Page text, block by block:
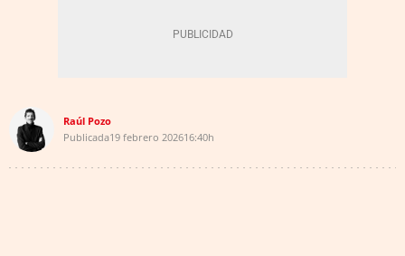
Raúl Pozo
Publicada19 febrero 202616:40h